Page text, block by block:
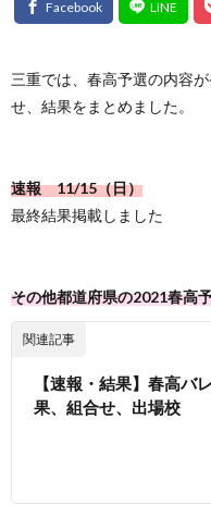
三重では、春高予選の内容
せ、結果をまとめました。
速報 11/15（日）
最終結果掲載しました
その他都道府県の2021春高
関連記事
【速報・結果】春高バ
果、組合せ、出場校